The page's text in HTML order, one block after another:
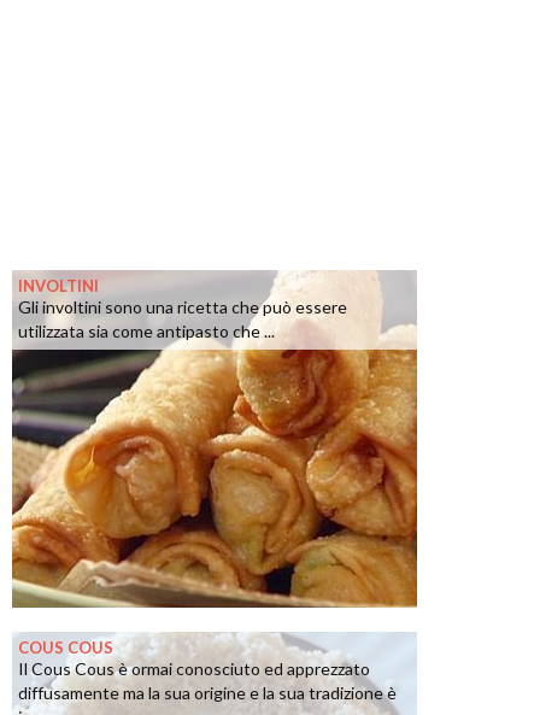
INVOLTINI
Gli involtini sono una ricetta che può essere
utilizzata sia come antipasto che ...
COUS COUS
Il Cous Cous è ormai conosciuto ed apprezzato
diffusamente ma la sua origine e la sua tradizione è